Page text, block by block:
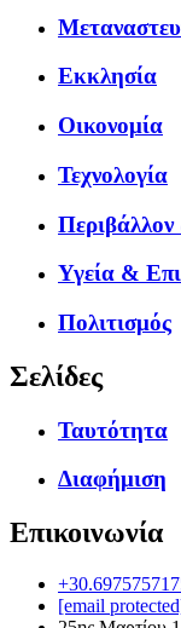
Εκκλησία
Οικονομία
Τεχνολογία
Υγεία &
Πολιτισμός
Σελίδες
Ταυτότητα
Διαφήμιση
Επικοινωνία
[email